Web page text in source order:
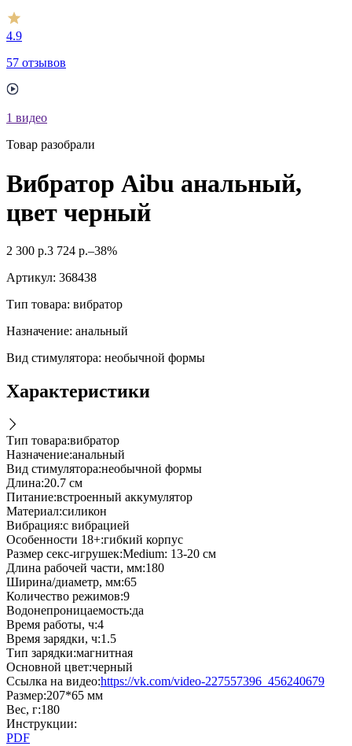
4.9
57 отзывов
1 видео
Товар разобрали
Вибратор Aibu анальный,
цвет черный
2 300 р.3 724 р.–38%
Артикул: 368438
Тип товара: вибратор
Назначение: анальный
Вид стимулятора: необычной формы
Характеристики
Тип товара:вибратор
Назначение:анальный
Вид стимулятора:необычной формы
Длина:20.7 см
Питание:встроенный аккумулятор
Материал:силикон
Вибрация:с вибрацией
Особенности 18+:гибкий корпус
Размер секс-игрушек:Medium: 13-20 см
Длина рабочей части, мм:180
Ширина/диаметр, мм:65
Количество режимов:9
Водонепроницаемость:да
Время работы, ч:4
Время зарядки, ч:1.5
Тип зарядки:магнитная
Основной цвет:черный
Cсылка на видео:https://vk.com/video-227557396_456240679
Размер:207*65 мм
Вес, г:180
Инструкции:
PDF